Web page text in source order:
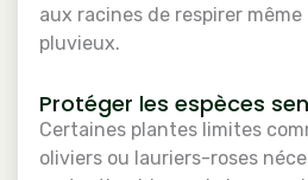
aux racines de respirer
pluvieux.
Protéger les espèces
Certaines plantes limites
oliviers ou lauriers-roses